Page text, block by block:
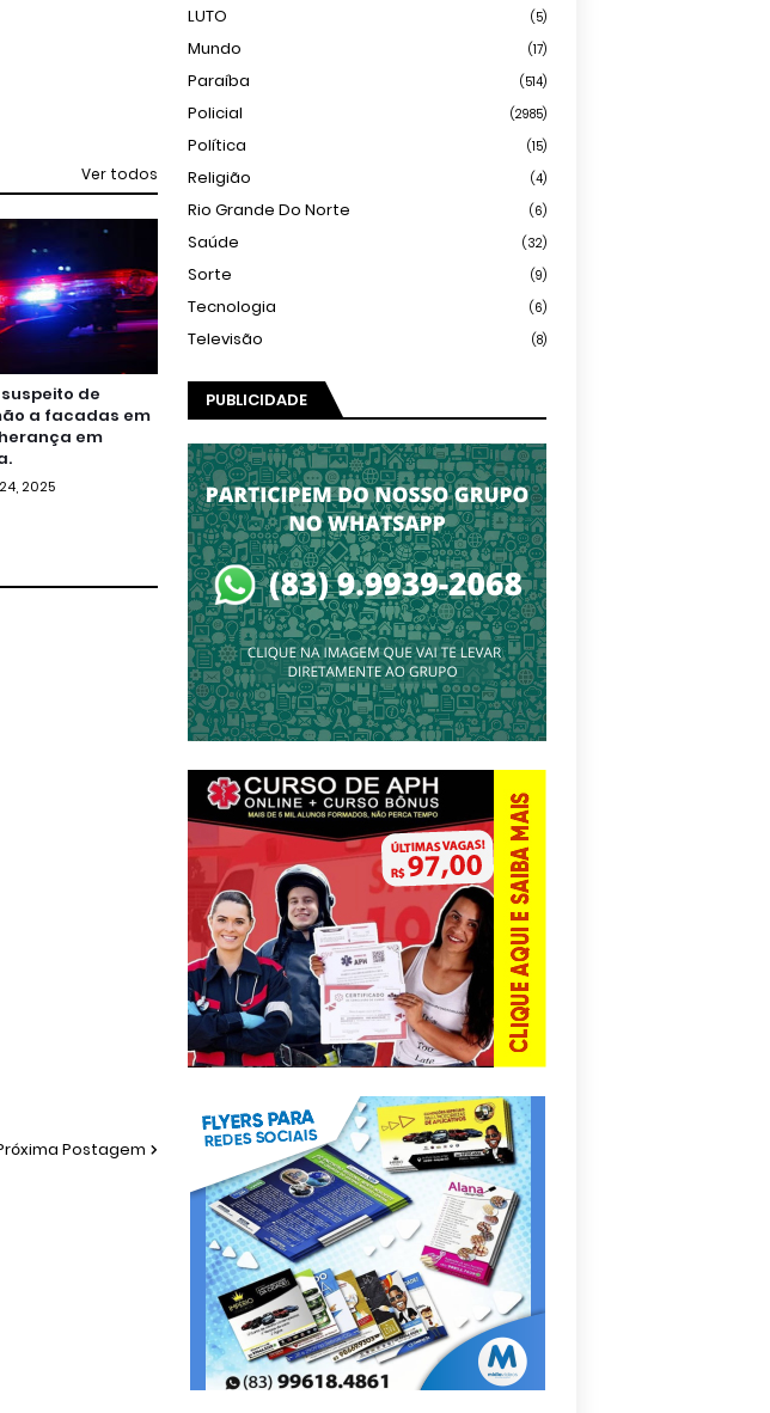
Ver todos
de
a facadas em
em
2025
Postagem
LUTO (5)
Mundo (17)
Paraíba (514)
Policial (2985)
Política (15)
Religião (4)
Rio Grande Do Norte (6)
Saúde (32)
Sorte (9)
Tecnologia (6)
Televisão (8)
PUBLICIDADE